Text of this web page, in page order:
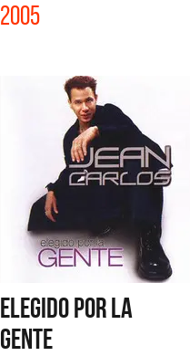
2005
ELEGIDO POR LA
GENTE